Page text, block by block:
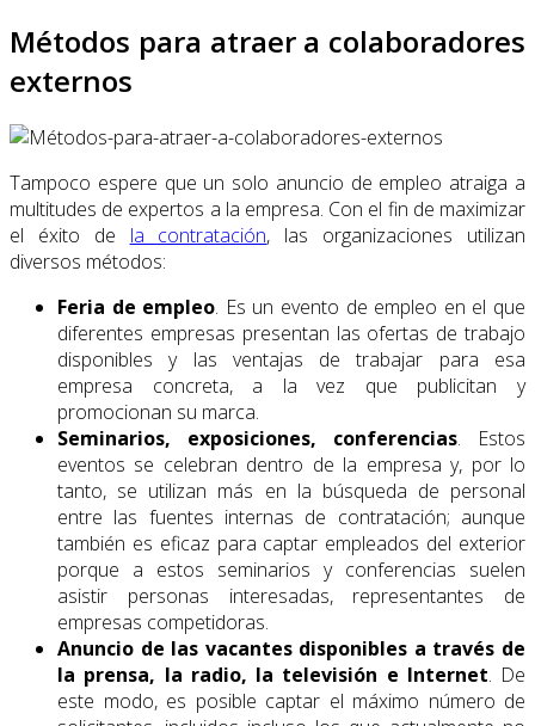
Métodos para atraer a colaboradores
externos
Tampoco espere que un solo anuncio de empleo atraiga a
multitudes de expertos a la empresa. Con el fin de maximizar
el éxito de la contratación, las organizaciones utilizan
diversos métodos:
Feria de empleo. Es un evento de empleo en el que
diferentes empresas presentan las ofertas de trabajo
disponibles y las ventajas de trabajar para esa
empresa concreta, a la vez que publicitan y
promocionan su marca.
Seminarios, exposiciones, conferencias. Estos
eventos se celebran dentro de la empresa y, por lo
tanto, se utilizan más en la búsqueda de personal
entre las fuentes internas de contratación; aunque
también es eficaz para captar empleados del exterior
porque a estos seminarios y conferencias suelen
asistir personas interesadas, representantes de
empresas competidoras.
Anuncio de las vacantes disponibles a través de
la prensa, la radio, la televisión e Internet. De
este modo, es posible captar el máximo número de